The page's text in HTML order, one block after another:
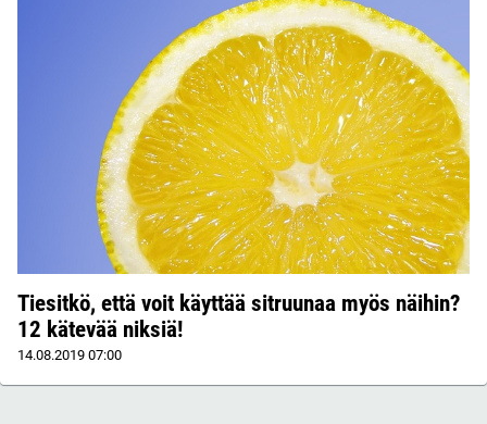
Tiesitkö, että voit käyttää sitruunaa myös näihin?
12 kätevää niksiä!
14.08.2019 07:00